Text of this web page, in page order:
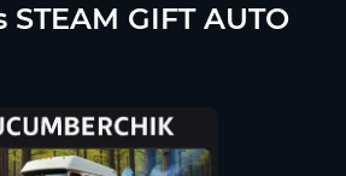
GIFT AUTO